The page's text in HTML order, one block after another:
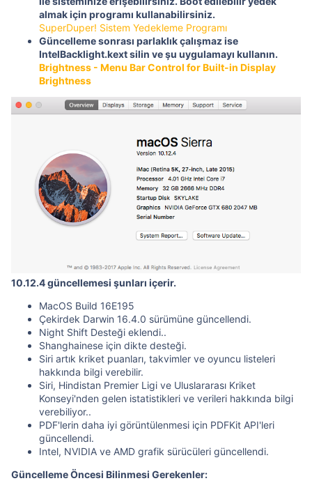
almak için programı kullanabilirsiniz.
SuperDuper! Sistem Yedekleme Programı
Güncelleme sonrası parlaklık çalışmaz ise
IntelBacklight.kext silin ve şu uygulamayı kullanın.
Brightness - Menu Bar Control for Built-in Display
Brightness
10.12.4 güncellemesi şunları içerir.
MacOS Build 16E195
Çekirdek Darwin 16.4.0 sürümüne güncellendi.
Night Shift Desteği eklendi..
Shanghainese için dikte desteği.
Siri artık kriket puanları, takvimler ve oyuncu listeleri
hakkında bilgi verebilir.
Siri, Hindistan Premier Ligi ve Uluslararası Kriket
Konseyi'nden gelen istatistikleri ve verileri hakkında bilgi
verebiliyor..
PDF'lerin daha iyi görüntülenmesi için PDFKit API'leri
güncellendi.
Intel, NVIDIA ve AMD grafik sürücüleri güncellendi.
Güncelleme Öncesi Bilinmesi Gerekenler: